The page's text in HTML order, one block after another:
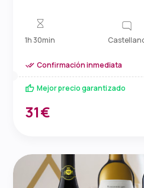
1h 30min
Confirmación inmediata
Mejor precio garantizado
31€